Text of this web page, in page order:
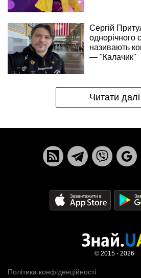
Сергій
однорічного
називають
— "Калачик"
Читати далі
Політика конфіденційності
© 2015 - 2026